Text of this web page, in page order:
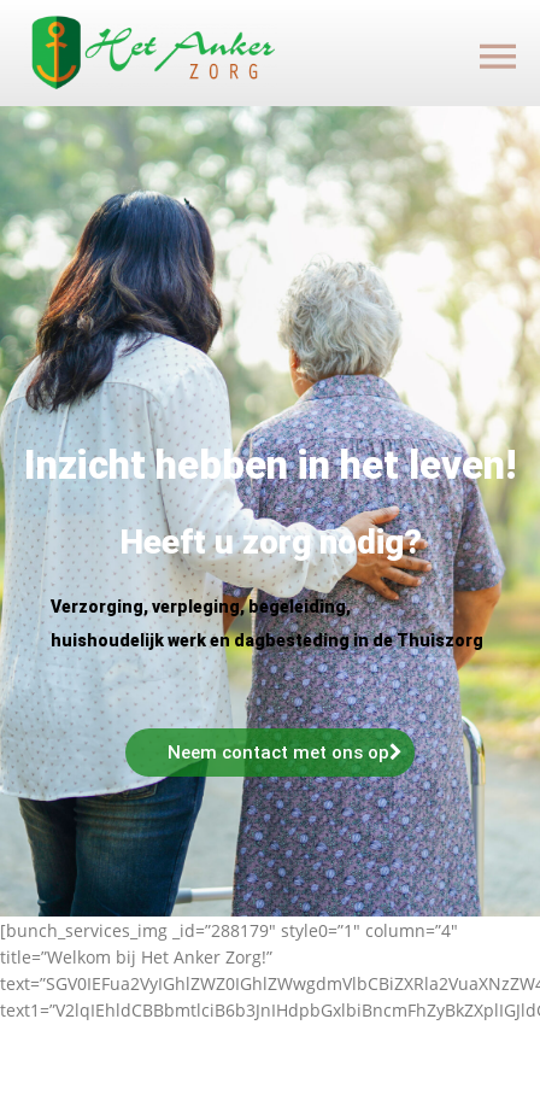
Inzicht hebben in het leven!
Heeft u zorg nodig?
Verzorging, verpleging, begeleiding,
huishoudelijk werk en dagbesteding in de Thuiszorg
Neem contact met ons op
[bunch_services_img _id=”288179″ style0=”1″ column=”4″
title=”Welkom bij Het Anker Zorg!”